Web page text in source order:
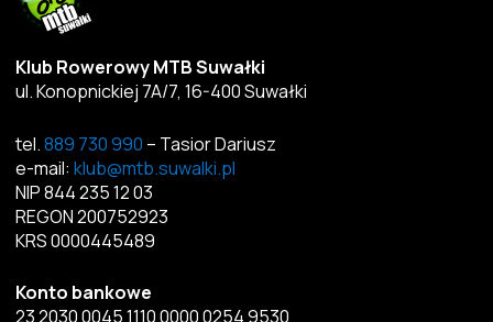
Klub Rowerowy MTB Suwałki
ul. Konopnickiej 7A/7, 16-400 Suwałki
tel.889 730 990 – Tasior Dariusz
e-mail: klub@mtb.suwalki.pl
NIP 844 235 12 03
REGON 200752923
KRS 0000445489
Konto bankowe
23 2030 0045 1110 0000 0254 9530